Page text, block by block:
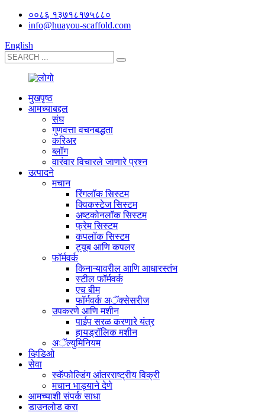
००८६ १३७१८१७५८८०
info@huayou-scaffold.com
English
मुखपृष्ठ
आमच्याबद्दल
संघ
गुणवत्ता वचनबद्धता
करिअर
ब्लॉग
वारंवार विचारले जाणारे प्रश्न
उत्पादने
मचान
रिंगलॉक सिस्टम
क्विकस्टेज सिस्टम
अष्टकोनलॉक सिस्टम
फ्रेम सिस्टम
कपलॉक सिस्टम
ट्यूब आणि कपलर
फॉर्मवर्क
किनाऱ्यावरील आणि आधारस्तंभ
स्टील फॉर्मवर्क
एच बीम
फॉर्मवर्क अॅक्सेसरीज
उपकरणे आणि मशीन
पाईप सरळ करणारे यंत्र
हायड्रॉलिक मशीन
अॅल्युमिनियम
व्हिडिओ
सेवा
स्कॅफोल्डिंग आंतरराष्ट्रीय विक्री
मचान भाड्याने देणे
आमच्याशी संपर्क साधा
डाउनलोड करा